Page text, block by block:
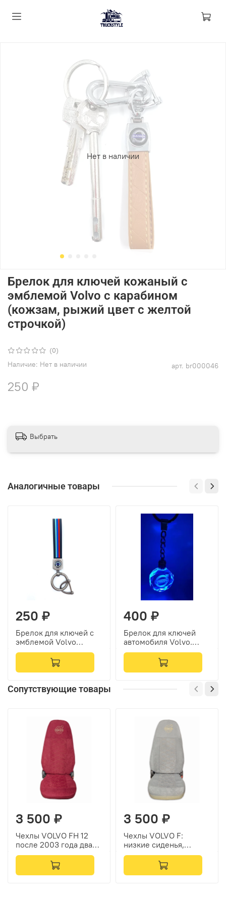
Нет в наличии
(0)
арт. br000046
Наличие: Нет в наличии
Брелок для ключей кожаный с
эмблемой Volvo с карабином
(кожзам, рыжий цвет с желтой
строчкой)
250 ₽
Выбрать
Аналогичные товары
250 ₽
Брелок для ключей с
эмблемой Volvo
(резина, полоски)
400 ₽
Брелок для ключей
автомобиля Volvo.
Подсветка, лого авто.
Volvo аксессуары.
Подарочная коробочка
Сопутствующие товары
3 500 ₽
Чехлы VOLVO FH 12
после 2003 года два
высоких сиденья
ремни из сидений
(есть вырезы под
3 500 ₽
Чехлы VOLVO F:
низкие сиденья,
подголовники
отдельно (велюр,
серый)